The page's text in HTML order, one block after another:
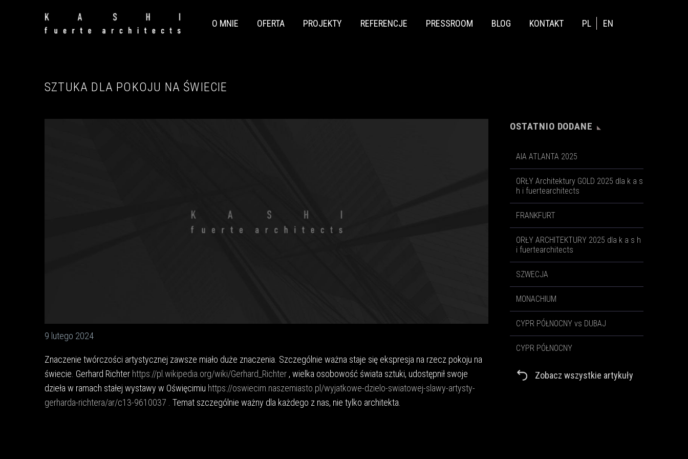
O MNIE OFERTA PROJEKTY REFERENCJE PRESSROOM BLOG KONTAKT PL EN
SZTUKA DLA POKOJU NA ŚWIECIE
9 lutego 2024
Znaczenie twórczości artystycznej zawsze miało duże znaczenia. Szczególnie ważna staje się ekspresja na rzecz pokoju na
świecie. Gerhard Richter https://pl.wikipedia.org/wiki/Gerhard_Richter , wielka osobowość świata sztuki, udostępnił swoje
dzieła w ramach stałej wystawy w Oświęcimiu https://oswiecim.naszemiasto.pl/wyjatkowe-dzielo-swiatowej-slawy-artysty-
gerharda-richtera/ar/c13-9610037 . Temat szczególnie ważny dla każdego z nas, nie tylko architekta.
OSTATNIO DODANE
AIA ATLANTA 2025
ORŁY Architektury GOLD 2025 dla k a s
h i fuertearchitects
FRANKFURT
ORŁY ARCHITEKTURY 2025 dla k a s h
i fuertearchitects
SZWECJA
MONACHIUM
CYPR PÓŁNOCNY vs DUBAJ
CYPR PÓŁNOCNY
Zobacz wszystkie artykuły